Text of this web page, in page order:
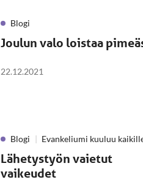
Blogi
Joulun valo loistaa
22.12.2021
Blogi Evankeliumi kuuluu
Lähetystyön vaietut
vaikeudet